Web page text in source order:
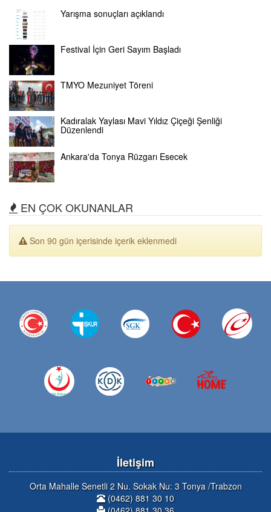
Yarışma sonuçları açıklandı
Festival İçin Geri Sayım Başladı
TMYO Mezuniyet Töreni
Kadıralak Yaylası Mavi Yıldız Çiçeği Şenliği
Düzenlendi
Ankara'da Tonya Rüzgarı Esecek
EN ÇOK OKUNANLAR
Son 90 gün içerisinde içerik eklenmedi
İletişim
Orta Mahalle Senetli 2 Nu. Sokak Nu: 3 Tonya /Trabzon
(0462) 881 30 10